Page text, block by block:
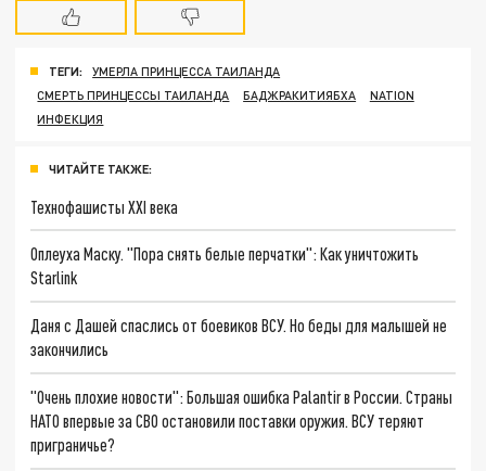
ТЕГИ:
УМЕРЛА ПРИНЦЕССА ТАИЛАНДА
СМЕРТЬ ПРИНЦЕССЫ ТАИЛАНДА
БАДЖРАКИТИЯБХА
NATION
ИНФЕКЦИЯ
ЧИТАЙТЕ ТАКЖЕ:
Технофашисты XXI века
Оплеуха Маску. "Пора снять белые перчатки": Как уничтожить
Starlink
Даня с Дашей спаслись от боевиков ВСУ. Но беды для малышей не
закончились
"Очень плохие новости": Большая ошибка Palantir в России. Страны
НАТО впервые за СВО остановили поставки оружия. ВСУ теряют
приграничье?